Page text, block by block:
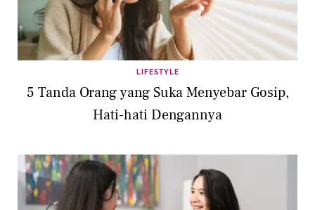
LIFESTYLE
5 Tanda Orang yang Suka Menyebar Gosip,
Hati-hati Dengannya